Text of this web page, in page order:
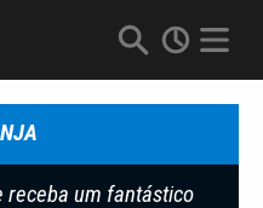
receba um fantástico